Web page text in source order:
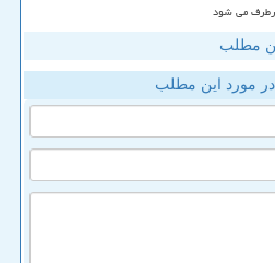
می شود
مطلب
مورد این مطلب